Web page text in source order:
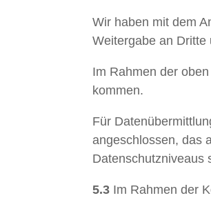
Wir haben mit dem
Weitergabe an Dritte
Im Rahmen der
kommen.
Für
angeschlossen, das
Datenschutzniveaus
5.3 Im Rahmen der